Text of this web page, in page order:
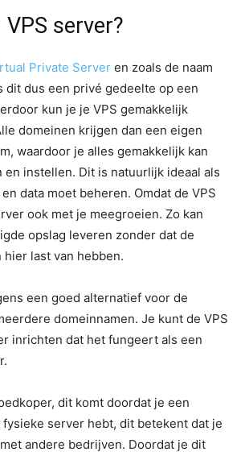
server?
Private Server en zoals de naam
dit dus een privé gedeelte op een
kun je je VPS gemakkelijk
domeinen krijgen dan een eigen
waardoor je alles gemakkelijk kan
en instellen. Dit is natuurlijk ideaal als
data moet beheren. Omdat de VPS
ook met je meegroeien. Zo kan
opslag leveren zonder dat de
last van hebben.
een goed alternatief voor de
domeinnamen. Je kunt de VPS
inrichten dat het fungeert als een
dit komt doordat je een
server hebt, dit betekent dat je
andere bedrijven. Doordat je dit